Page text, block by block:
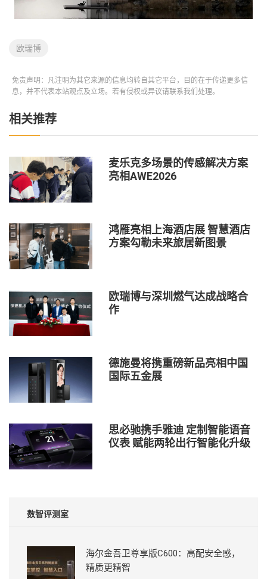
欧瑞博
免责声明：凡注明为其它来源的信息均转自其它平台，目的在于传递更多信
息，并不代表本站观点及立场。若有侵权或异议请联系我们处理。
相关推荐
麦乐克多场景的传感解决方案
亮相AWE2026
鸿雁亮相上海酒店展 智慧酒店
方案勾勒未来旅居新图景
欧瑞博与深圳燃气达成战略合
作
德施曼将携重磅新品亮相中国
国际五金展
思必驰携手雅迪 定制智能语音
仪表 赋能两轮出行智能化升级
数智评测室
海尔金吾卫尊享版C600：高配安全感，
精质更精智